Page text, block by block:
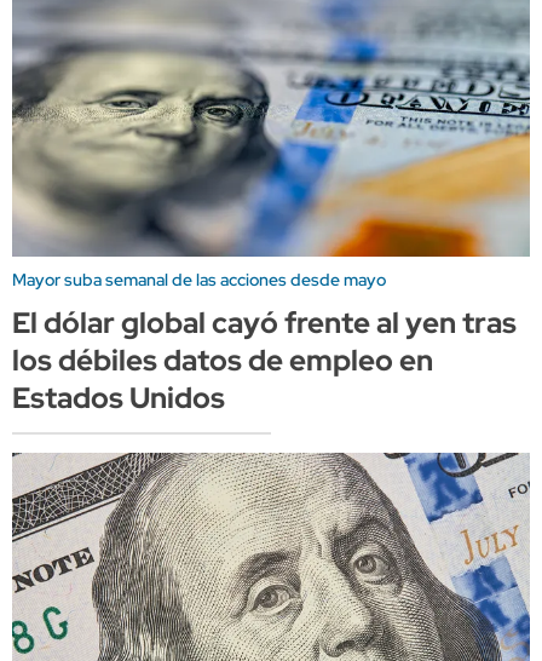
Mayor suba semanal de las acciones desde mayo
El dólar global cayó frente al yen tras
los débiles datos de empleo en
Estados Unidos